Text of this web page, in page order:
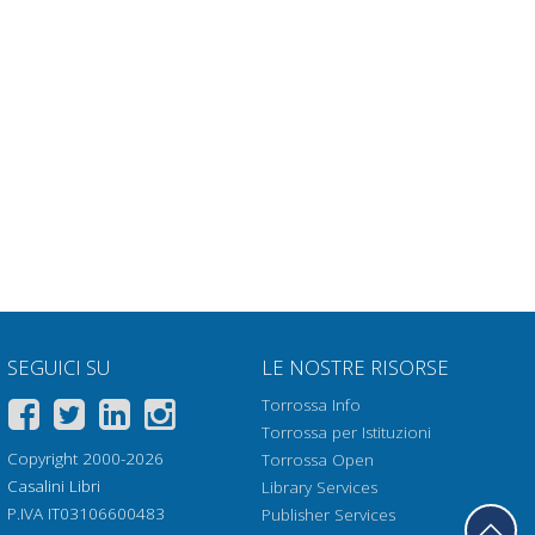
SEGUICI SU
Copyright 2000-2026
Casalini Libri
P.IVA IT03106600483
LE NOSTRE RISORSE
Torrossa Info
Torrossa per Istituzioni
Torrossa Open
Library Services
Publisher Services